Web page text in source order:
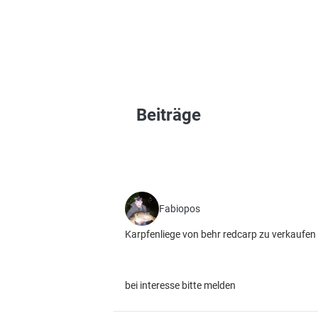
Beiträge
Fabiopos
Karpfenliege von behr redcarp zu verkaufen
bei interesse bitte melden